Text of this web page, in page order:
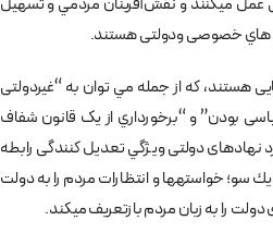
هاي خصوصی ودولتی هستند.
هستند، كه از جمله مي توان به “غیردولتی
بودن” و “برخورداري از یک قانون شفاف
نهادهای دولتی ويژگي تعدیل کنندگی رابطه
سو؛ خواسته­ها و انتظارات مردم را به دولت
را به زبان مردم بازتعریف می­کند.